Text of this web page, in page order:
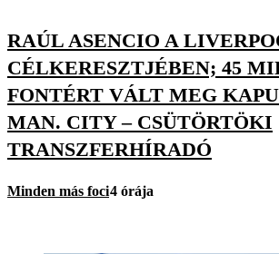
RAÚL ASENCIO A
CÉLKERESZTJÉBEN; 45
FONTÉRT VÁLT MEG
MAN. CITY – CSÜTÖRTÖKI
TRANSZFERHÍRADÓ
Minden más foci4 órája